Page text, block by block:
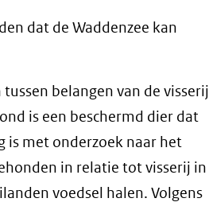
dat de Waddenzee kan
belangen van de visserij
is een beschermd dier dat
is met onderzoek naar het
in relatie tot visserij in
voedsel halen. Volgens